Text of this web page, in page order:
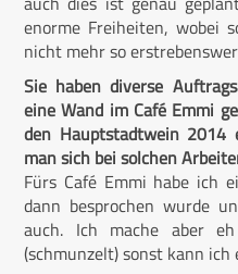
enorme Freiheiten, wobei
nicht mehr so
Sie haben diverse
eine Wand im Café Emmi
den Hauptstadtwein
man sich bei solchen
Fürs Café Emmi habe ich
dann besprochen wurde
auch. Ich mache aber
(schmunzelt) sonst kann